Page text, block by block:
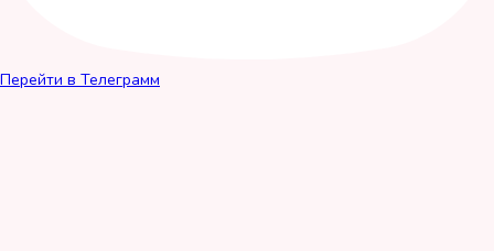
Перейти в Телеграмм